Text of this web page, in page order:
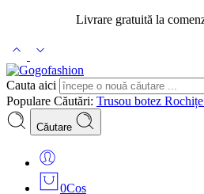
Livrare gratuită la
Cauta aici
Populare Căutări: Trusou botez
Căutare
0Cos